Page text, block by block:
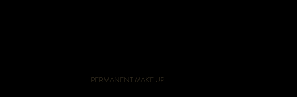
PERMANENT MAKE UP